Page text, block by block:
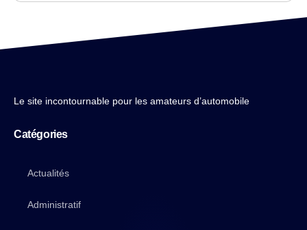
Le site incontournable pour les amateurs d’automobile
Catégories
Actualités
Administratif